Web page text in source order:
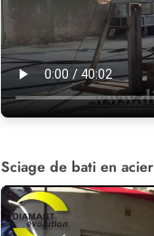
Sciage de bati en acier